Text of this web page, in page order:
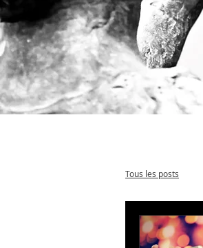
Tous les posts